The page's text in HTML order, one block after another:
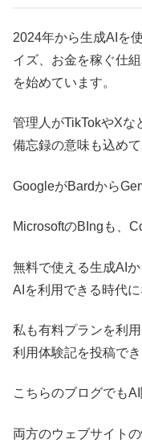
2024年から生成AIを
イズ、お金を稼ぐ仕
を始めています。
管理人がTikTokやXな
備忘録の意味も込め
GoogleがBardから
MicrosoftのBIngも、
無料で使える生成AI
AIを利用できる時代に
私も有料プランを利
利用体験記を投稿で
こちらのブログでも
両方のウェブサイト